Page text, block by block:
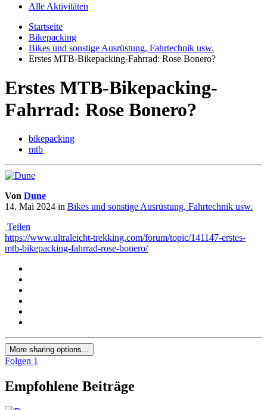
Alle Aktivitäten
Startseite
Bikepacking
Bikes und sonstige Ausrüstung, Fahrtechnik usw.
Erstes MTB-Bikepacking-Fahrrad: Rose Bonero?
Erstes MTB-Bikepacking-
Fahrrad: Rose Bonero?
bikepacking
mtb
Von Dune
14. Mai 2024 in Bikes und sonstige Ausrüstung, Fahrtechnik usw.
Teilen
https://www.ultraleicht-trekking.com/forum/topic/141147-erstes-
mtb-bikepacking-fahrrad-rose-bonero/
More sharing options...
Folgen 1
Empfohlene Beiträge